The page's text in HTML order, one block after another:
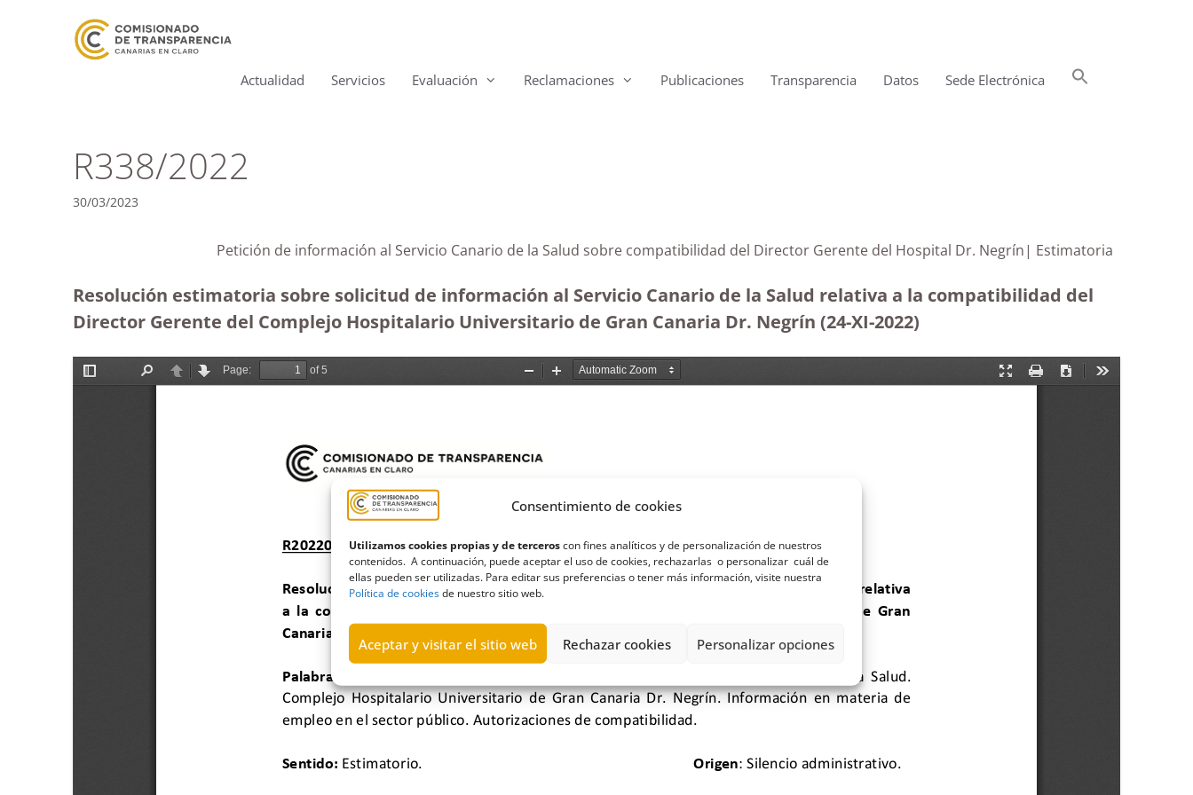
Consentimiento de cookies
Utilizamos cookies propias y de terceroscon fines analíticos y de personalización de nuestros
contenidos. A continuación, puede aceptar el uso de cookies, rechazarlas o personalizar cuál de
ellas pueden ser utilizadas. Para editar sus preferencias o tener más información, visite nuestra
Política de cookiesde nuestro sitio web.
Aceptar y visitar el sitio web Rechazar cookies Personalizar opciones
Actualidad Servicios Evaluación Reclamaciones Publicaciones Transparencia Datos Sede Electrónica
R338/2022
30/03/2023
Petición de información al Servicio Canario de la Salud sobre compatibilidad del Director Gerente del Hospital Dr. Negrín| Estimatoria
Resolución estimatoria sobre solicitud de información al Servicio Canario de la Salud relativa a la compatibilidad del
Director Gerente del Complejo Hospitalario Universitario de Gran Canaria Dr. Negrín (24-XI-2022)